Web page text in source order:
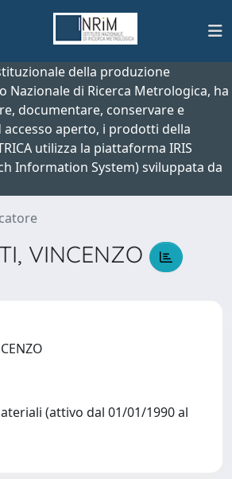
della produzione
Nazionale di Ricerca Metrologica, ha
documentare, conservare e
accesso aperto, i prodotti della
utilizza la piattaforma IRIS
Information System) sviluppata da
VINCENZO
(attivo dal 01/01/1990 al